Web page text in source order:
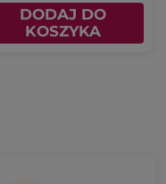
DODAJ DO
KOSZYKA